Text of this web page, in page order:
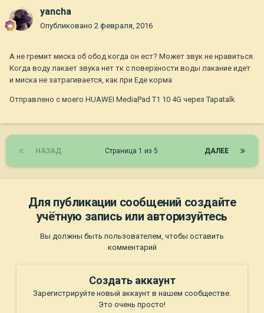
yancha
Опубликовано 2 февраля, 2016
А не гремит миска об обод когда он ест? Может звук не нравиться.
Когда воду лакает звука нет тк с поверхности воды лакание идет
и миска не затрагивается, как при Еде корма
Отправлено с моего HUAWEI MediaPad T1 10 4G через Tapatalk
НАЗАД ДАЛЕЕ
Страница 1 из 5
Для публикации сообщений создайте
учётную запись или авторизуйтесь
Вы должны быть пользователем, чтобы оставить
комментарий
Создать аккаунт
Зарегистрируйте новый аккаунт в нашем сообществе.
Это очень просто!